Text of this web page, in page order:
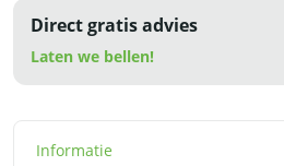
Direct gratis advies
Laten we bellen!
Informatie